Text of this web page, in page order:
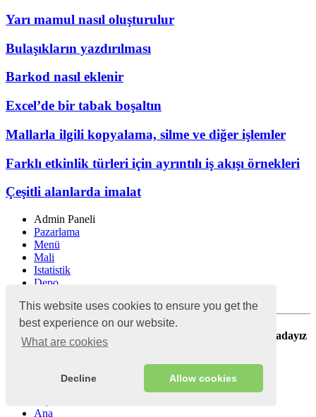
This website uses cookies to ensure you get the
best experience on our website.
What are cookies
Decline Allow cookies
Yarı mamul nasıl oluşturulur
Bulaşıkların yazdırılması
Barkod nasıl eklenir
Excel’de bir tabak boşaltın
Mallarla ilgili kopyalama, silme ve diğer işlemler
Farklı etkinlik türleri için ayrıntılı iş akışı örnekleri
Çeşitli alanlarda imalat
Admin Paneli
Pazarlama
Menü
Mali
Istatistik
Depo
Sorunuzun cevabını bulamadınız, yardım etmek için buradayız
Ana